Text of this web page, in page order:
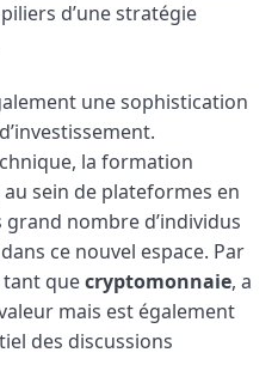
d’une stratégie
une sophistication
la formation
sein de plateformes en
nombre d’individus
ce nouvel espace. Par
tant quecryptomonnaie, a
mais est également
des discussions